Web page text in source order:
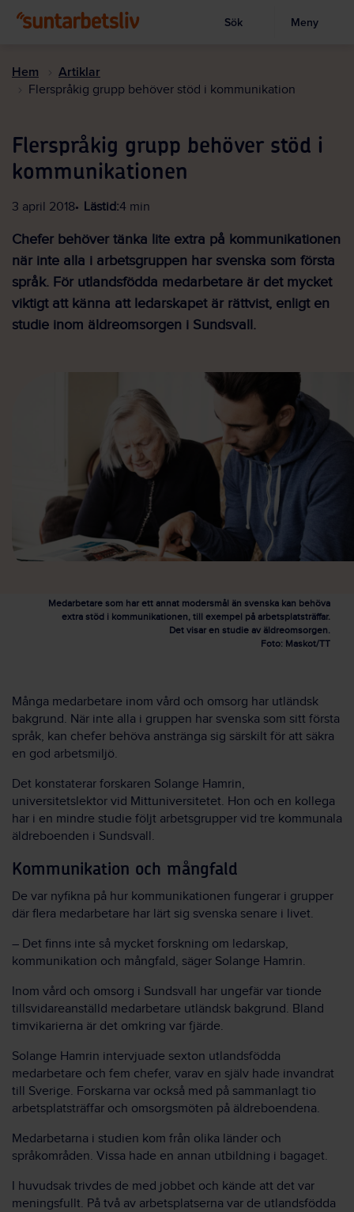
huvudinnehållet
Visa sökruta
Sök Meny
Hem Artiklar
Flerspråkig grupp behöver stöd i kommunikation
Flerspråkig grupp behöver stöd i
kommunikationen
3 april 2018 Lästid:4 min
Chefer behöver tänka lite extra på kommunikationen
när inte alla i arbetsgruppen har svenska som första
språk. För utlandsfödda medarbetare är det mycket
viktigt att känna att ledarskapet är rättvist, enligt en
studie inom äldreomsorgen i Sundsvall.
Medarbetare som har ett annat modersmål än svenska kan behöva
extra stöd i kommunikationen, till exempel på arbetsplatsträffar.
Det visar en studie av äldreomsorgen.
Foto: Maskot/TT
Många medarbetare inom vård och omsorg har utländsk
bakgrund. När inte alla i gruppen har svenska som sitt första
språk, kan chefer behöva anstränga sig särskilt för att säkra
en god arbetsmiljö.
Det konstaterar forskaren Solange Hamrin,
universitetslektor vid Mittuniversitetet. Hon och en kollega
har i en mindre studie följt arbetsgrupper vid tre kommunala
äldreboenden i Sundsvall.
Kommunikation och mångfald
De var nyfikna på hur kommunikationen fungerar i grupper
där flera medarbetare har lärt sig svenska senare i livet.
– Det finns inte så mycket forskning om ledarskap,
kommunikation och mångfald, säger Solange Hamrin.
Inom vård och omsorg i Sundsvall har ungefär var tionde
tillsvidareanställd medarbetare utländsk bakgrund. Bland
timvikarierna är det omkring var fjärde.
Solange Hamrin intervjuade sexton utlandsfödda
medarbetare och fem chefer, varav en själv hade invandrat
till Sverige. Forskarna var också med på sammanlagt tio
arbetsplatsträffar och omsorgsmöten på äldreboendena.
Medarbetarna i studien kom från olika länder och
språkområden. Vissa hade en annan utbildning i bagaget.
I huvudsak trivdes de med jobbet och kände att det var
meningsfullt. På två av arbetsplatserna var de utlandsfödda